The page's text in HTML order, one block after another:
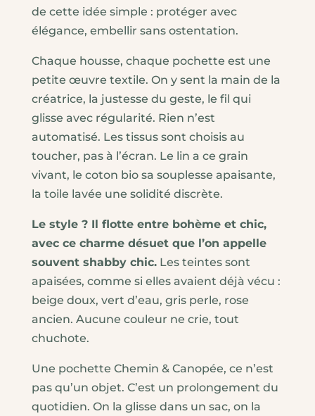
de cette idée simple : protéger avec
élégance, embellir sans ostentation.
Chaque housse, chaque pochette est une
petite œuvre textile. On y sent la main de la
créatrice, la justesse du geste, le fil qui
glisse avec régularité. Rien n’est
automatisé. Les tissus sont choisis au
toucher, pas à l’écran. Le lin a ce grain
vivant, le coton bio sa souplesse apaisante,
la toile lavée une solidité discrète.
Le style ? Il flotte entre bohème et chic,
avec ce charme désuet que l’on appelle
souvent shabby chic.Les teintes sont
apaisées, comme si elles avaient déjà vécu :
beige doux, vert d’eau, gris perle, rose
ancien. Aucune couleur ne crie, tout
chuchote.
Une pochette Chemin & Canopée, ce n’est
pas qu’un objet. C’est un prolongement du
quotidien. On la glisse dans un sac, on la